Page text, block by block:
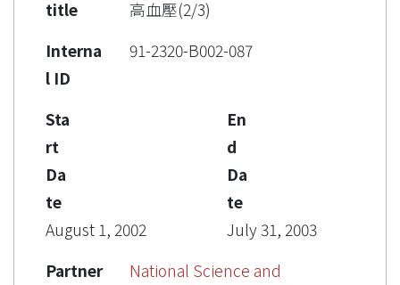
title
高血壓(2/3)
Interna
l ID
91-2320-B002-087
Sta
rt
Da
te
August 1, 2002
En
d
Da
te
July 31, 2003
Partner
National Science and